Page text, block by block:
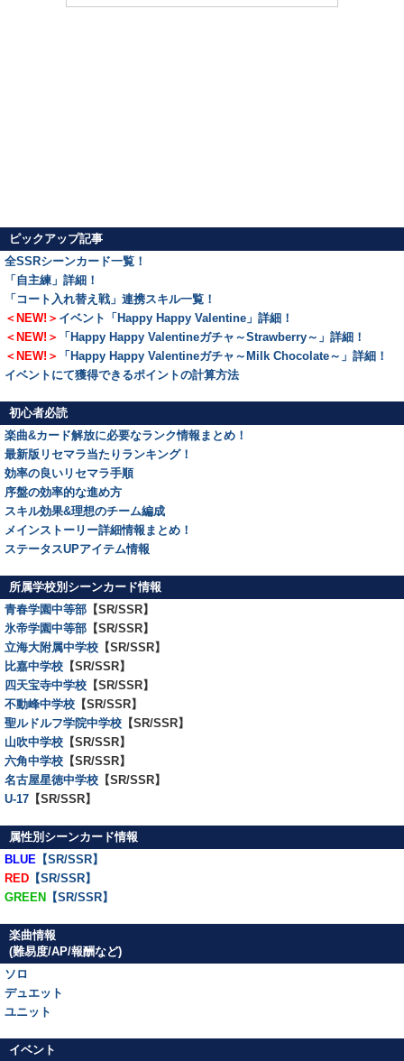
ピックアップ記事
全SSRシーンカード一覧！
「自主練」詳細！
「コート入れ替え戦」連携スキル一覧！
＜NEW!＞ イベント「Happy Happy Valentine」詳細！
＜NEW!＞
「Happy Happy Valentineガチャ～Strawberry～」詳細！
＜NEW!＞
「Happy Happy Valentineガチャ～Milk Chocolate～」詳細！
イベントにて獲得できるポイントの計算方法
初心者必読
楽曲&カード解放に必要なランク情報まとめ！
最新版リセマラ当たりランキング！
効率の良いリセマラ手順
序盤の効率的な進め方
スキル効果&理想のチーム編成
メインストーリー詳細情報まとめ！
ステータスUPアイテム情報
所属学校別シーンカード情報
青春学園中等部 【SR/SSR】
氷帝学園中等部 【SR/SSR】
立海大附属中学校 【SR/SSR】
比嘉中学校 【SR/SSR】
四天宝寺中学校 【SR/SSR】
不動峰中学校 【SR/SSR】
聖ルドルフ学院中学校 【SR/SSR】
山吹中学校 【SR/SSR】
六角中学校 【SR/SSR】
名古屋星徳中学校 【SR/SSR】
U-17 【SR/SSR】
属性別シーンカード情報
BLUE 【SR/SSR】
RED 【SR/SSR】
GREEN 【SR/SSR】
楽曲情報
(難易度/AP/報酬など)
ソロ
デュエット
ユニット
イベント